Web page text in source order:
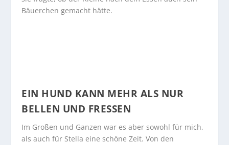
Bäuerchen gemacht hätte.
EIN HUND KANN MEHR ALS NUR
BELLEN UND FRESSEN
Im Großen und Ganzen war es aber sowohl für mich,
als auch für Stella eine schöne Zeit. Von den